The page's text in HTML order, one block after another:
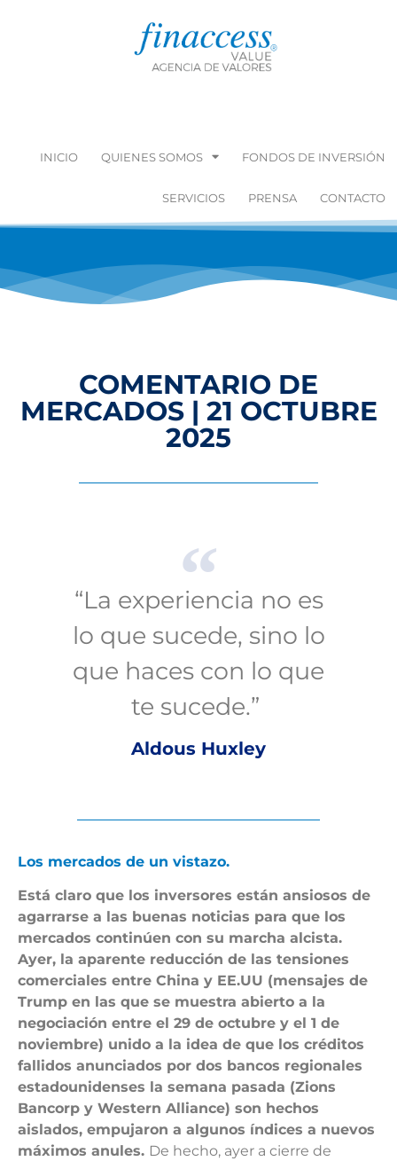
INICIO QUIENES SOMOS FONDOS DE INVERSIÓN
SERVICIOS PRENSA CONTACTO
COMENTARIO DE
MERCADOS | 21 OCTUBRE
2025
“La experiencia no es
lo que sucede, sino lo
que haces con lo que
te sucede.”
Aldous Huxley
Los mercados de un vistazo.
Está claro que los inversores están ansiosos de
agarrarse a las buenas noticias para que los
mercados continúen con su marcha alcista.
Ayer, la aparente reducción de las tensiones
comerciales entre China y EE.UU (mensajes de
Trump en las que se muestra abierto a la
negociación entre el 29 de octubre y el 1 de
noviembre) unido a la idea de que los créditos
fallidos anunciados por dos bancos regionales
estadounidenses la semana pasada (Zions
Bancorp y Western Alliance) son hechos
aislados, empujaron a algunos índices a nuevos
máximos anules. De hecho, ayer a cierre de